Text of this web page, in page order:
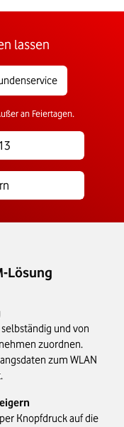
lassen
an Feiertagen.
Lösung
und von
zuordnen.
zum WLAN
Knopfdruck auf die